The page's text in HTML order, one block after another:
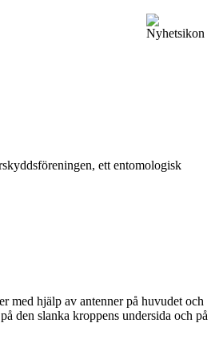
ett entomologisk
med hjälp av antenner på huvudet och
den slanka kroppens undersida och på